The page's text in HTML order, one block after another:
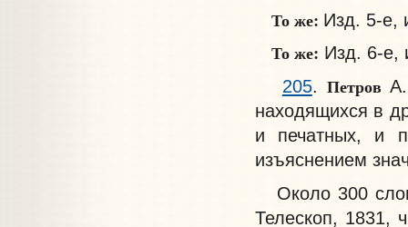
То же: Изд. 5-е,
То же: Изд. 6-е,
205. Петров
находящихся в
и печатных, и
изъяснением
Около 300
Телескоп,